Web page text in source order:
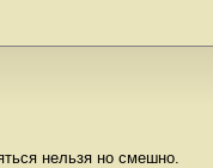
нельзя но смешно.